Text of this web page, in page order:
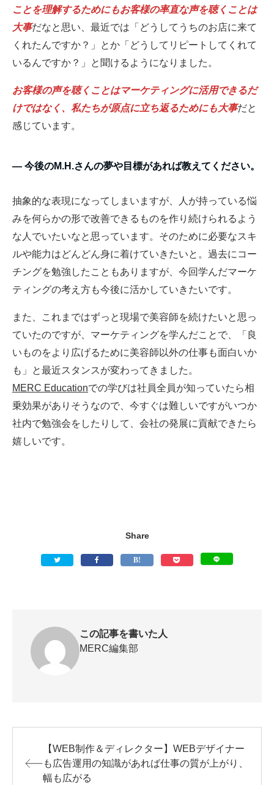
ことを理解するためにもお客様の率直な声を聴くことは
大事だなと思い、最近では「どうしてうちのお店に来て
くれたんですか？」とか「どうしてリピートしてくれて
いるんですか？」と聞けるようになりました。
お客様の声を聴くことはマーケティングに活用できるだ
けではなく、私たちが原点に立ち返るためにも大事だと
感じています。
― 今後のM.H.さんの夢や目標があれば教えてください。
抽象的な表現になってしまいますが、人が持っている悩
みを何らかの形で改善できるものを作り続けられるよう
な人でいたいなと思っています。そのために必要なスキ
ルや能力はどんどん身に着けていきたいと。過去にコー
チングを勉強したこともありますが、今回学んだマーケ
ティングの考え方も今後に活かしていきたいです。
また、これまではずっと現場で美容師を続けたいと思っ
ていたのですが、マーケティングを学んだことで、「良
いものをより広げるために美容師以外の仕事も面白いか
も」と最近スタンスが変わってきました。
MERC Educationでの学びは社員全員が知っていたら相
乗効果がありそうなので、今すぐは難しいですがいつか
社内で勉強会をしたりして、会社の発展に貢献できたら
嬉しいです。
Share
この記事を書いた人
MERC編集部
【WEB制作＆ディレクター】WEBデザイナー
も広告運用の知識があれば仕事の質が上がり、
幅も広がる